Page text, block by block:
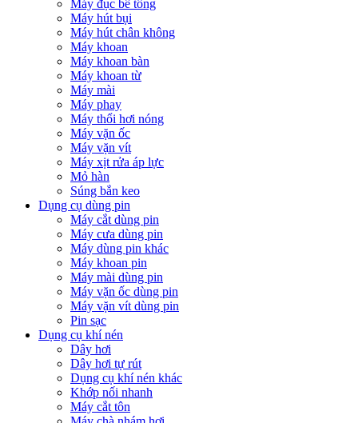
Máy đục bê tông
Máy hút bụi
Máy hút chân không
Máy khoan
Máy khoan bàn
Máy khoan từ
Máy mài
Máy phay
Máy thổi hơi nóng
Máy vặn ốc
Máy vặn vít
Máy xịt rửa áp lực
Mỏ hàn
Súng bắn keo
Dụng cụ dùng pin
Máy cắt dùng pin
Máy cưa dùng pin
Máy dùng pin khác
Máy khoan pin
Máy mài dùng pin
Máy vặn ốc dùng pin
Máy vặn vít dùng pin
Pin sạc
Dụng cụ khí nén
Dây hơi
Dây hơi tự rút
Dụng cụ khí nén khác
Khớp nối nhanh
Máy cắt tôn